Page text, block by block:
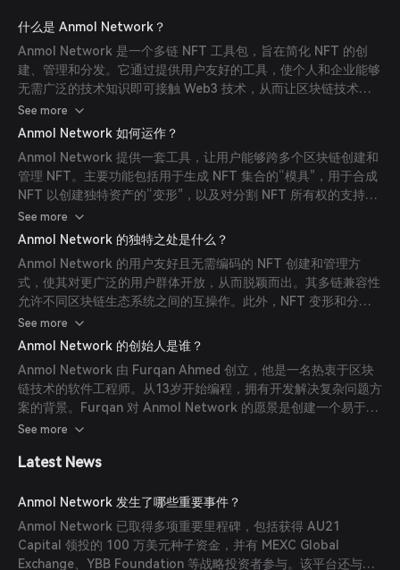
什么是 Anmol Network？
Anmol Network 是一个多链 NFT 工具包，旨在简化 NFT 的创
建、管理和分发。它通过提供用户友好的工具，使个人和企业能够
无需广泛的技术知识即可接触 Web3 技术，从而让区块链技术更
易于访问。该平台支持各种区块链生态系统，促进互操作性和NFT
的更广泛采用。
See more
Anmol Network 如何运作？
Anmol Network 提供一套工具，让用户能够跨多个区块链创建和
管理 NFT。主要功能包括用于生成 NFT 集合的“模具”，用于合成
NFT 以创建独特资产的“变形”，以及对分割 NFT 所有权的支持。
平台的链无关方法确保与各种区块链网络的无缝集成，促进跨链
NFT 的迁移和交互。
See more
Anmol Network 的独特之处是什么？
Anmol Network 的用户友好且无需编码的 NFT 创建和管理方
式，使其对更广泛的用户群体开放，从而脱颖而出。其多链兼容性
允许不同区块链生态系统之间的互操作。此外，NFT 变形和分割
所有权等功能为用户参与和变现数字资产提供了创新方式。
See more
Anmol Network 的创始人是谁？
Anmol Network 由 Furqan Ahmed 创立，他是一名热衷于区块
链技术的软件工程师。从13岁开始编程，拥有开发解决复杂问题方
案的背景。Furqan 对 Anmol Network 的愿景是创建一个易于访
问和互操作的平台，使用户能够在没有技术障碍的情况下参与
See more
Latest News
Anmol Network 发生了哪些重要事件？
Anmol Network 已取得多项重要里程碑，包括获得 AU21
Capital 领投的 100 万美元种子资金，并有 MEXC Global
Exchange、YBB Foundation 等战略投资者参与。该平台还与